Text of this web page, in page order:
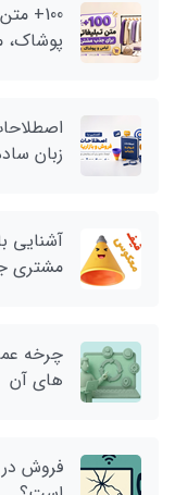
100+
پوشاک،
زبان
آشنایی
مشتری
چرخه
های آن
فروش